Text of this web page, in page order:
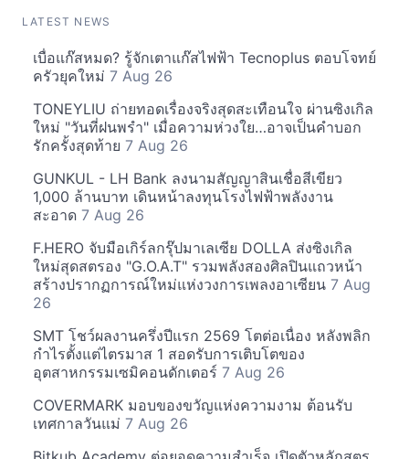
LATEST NEWS
เบื่อแก๊สหมด? รู้จักเตาแก๊สไฟฟ้า Tecnoplus ตอบโจทย์
ครัวยุคใหม่ 7 Aug 26
TONEYLIU ถ่ายทอดเรื่องจริงสุดสะเทือนใจ ผ่านซิงเกิล
ใหม่ "วันที่ฝนพรำ" เมื่อความห่วงใย…อาจเป็นคำบอก
รักครั้งสุดท้าย 7 Aug 26
GUNKUL - LH Bank ลงนามสัญญาสินเชื่อสีเขียว
1,000 ล้านบาท เดินหน้าลงทุนโรงไฟฟ้าพลังงาน
สะอาด 7 Aug 26
F.HERO จับมือเกิร์ลกรุ๊ปมาเลเซีย DOLLA ส่งซิงเกิล
ใหม่สุดสตรอง "G.O.A.T" รวมพลังสองศิลปินแถวหน้า
สร้างปรากฏการณ์ใหม่แห่งวงการเพลงอาเซียน 7 Aug
26
SMT โชว์ผลงานครึ่งปีแรก 2569 โตต่อเนื่อง หลังพลิก
กำไรตั้งแต่ไตรมาส 1 สอดรับการเติบโตของ
อุตสาหกรรมเซมิคอนดักเตอร์ 7 Aug 26
COVERMARK มอบของขวัญแห่งความงาม ต้อนรับ
เทศกาลวันแม่ 7 Aug 26